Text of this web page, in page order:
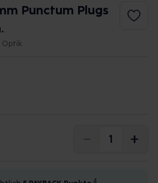
Punctum Plugs
Optik
4